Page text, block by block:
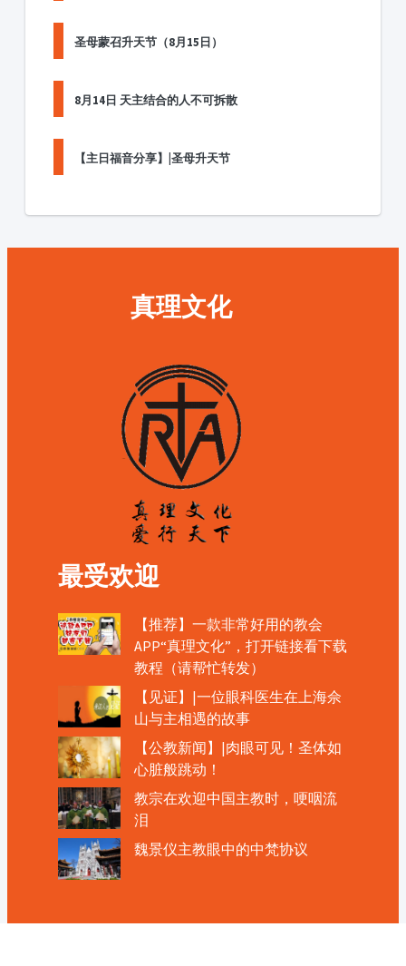
圣母蒙召升天节（8月15日）
8月14日 天主结合的人不可拆散
【主日福音分享】|圣母升天节
真理文化
最受欢迎
【推荐】一款非常好用的教会
APP“真理文化”，打开链接看下载
教程（请帮忙转发）
【见证】|一位眼科医生在上海佘
山与主相遇的故事
【公教新闻】|肉眼可见！圣体如
心脏般跳动！
教宗在欢迎中国主教时，哽咽流
泪
魏景仪主教眼中的中梵协议